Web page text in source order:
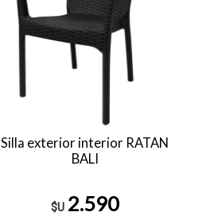
Silla exterior interior RATAN
BALI
$U 2.590